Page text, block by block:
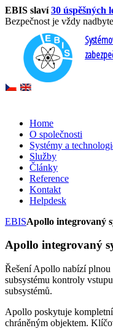
EBIS slaví30 úspěšných
Bezpečnost je vždy
Home
O společnosti
Systémy a
Služby
Články
Reference
Kontakt
Helpdesk
EBISApollo integrovaný
Apollo integrovaný
Řešení Apollo nabízí plnou
subsystému kontroly
subsystémů.
Apollo poskytuje
chráněným objektem.